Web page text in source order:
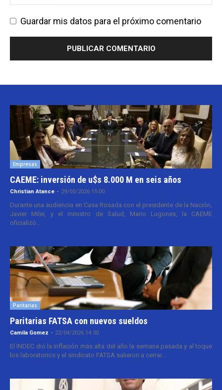
Guardar mis datos para el próximo comentario
Empresas
CAEME: inversión de u$s 8.000 M en seis años
Christian Atance - 29/05/2026 15:00
Durante una audiencia en Casa Rosada con el presidente de la Nación,
Javier Milei, y el ministro de Salud, Mario Lugones, la CAEME
oficializó...
Paritarias
Paritarias FATSA con nuevos sueldos
Camila Gomez - 22/04/2026 14:30
El INDEC dio la inflación más alta del año la semana pasada y al toque
los laboratorios y el sindicato FATSA salieron a cerrar...